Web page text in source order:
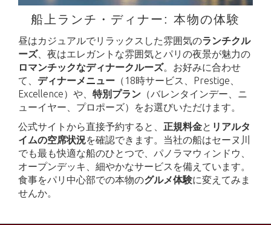
船上ランチ・ディナー: 本物の体験
昼はカジュアルでリラックスした雰囲気のランチクル
ーズ、夜はエレガントな雰囲気とパリの夜景が魅力の
ロマンチックなディナークルーズ。お好みに合わせ
て、 ディナーメニュー （18時サービス、Prestige、
Excellence）や、 特別プラン （バレンタインデー、ニ
ューイヤー、プロポーズ）をお選びいただけます。
公式サイトから直接予約すると、 正規料金と リアルタ
イムの空席状況 を確認できます。当社の船はセーヌ川
でも最も快適な船のひとつで、パノラマウィンドウ、
オープンデッキ、細やかなサービスを備えています。
食事をパリ中心部での本物のグルメ体験に変えてみま
せんか。